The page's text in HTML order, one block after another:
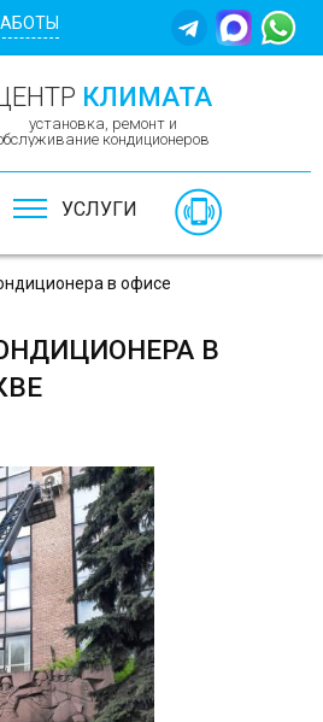
КЛИМАТА
установка, ремонт и
кондиционеров
УСЛУГИ
в офисе
В